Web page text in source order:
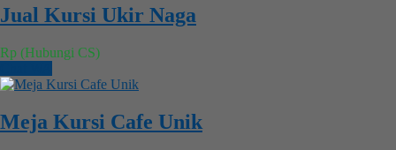
Jual Kursi Ukir Naga
Rp (Hubungi CS)
Meja Kursi Cafe Unik